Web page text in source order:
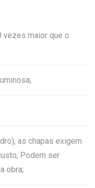
vezes maior que o
as chapas exigem
Podem ser
obra;